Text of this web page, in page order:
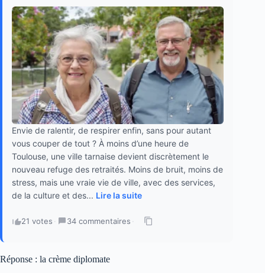
Envie de ralentir, de respirer enfin, sans pour autant
vous couper de tout ? À moins d’une heure de
Toulouse, une ville tarnaise devient discrètement le
nouveau refuge des retraités. Moins de bruit, moins de
stress, mais une vraie vie de ville, avec des services,
de la culture et des... Lire la suite
21 votes · 34 commentaires ·
Réponse : la crème diplomate